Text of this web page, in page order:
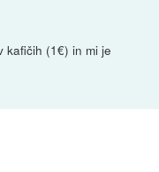
kafičih (1€) in mi je